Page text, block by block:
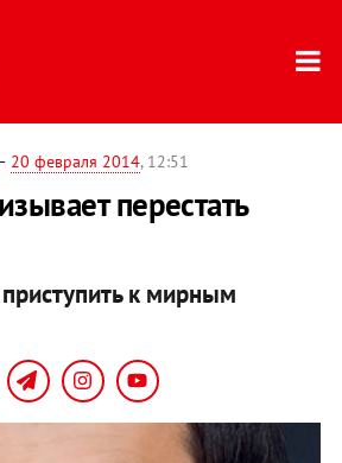
20 февраля 2014, 12:51
перестать
к мирным